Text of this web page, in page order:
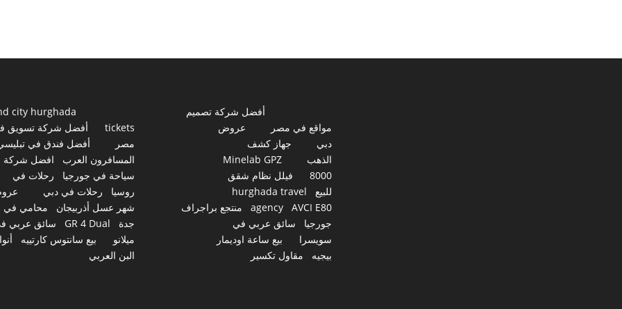
city hurghada
tickets
أفضل شركة تسويق
مصر
أفضل فندق في
المسافرون العرب
افضل شركة
سياحة في جورجيا
رحلات في
روسيا
رحلات في دبي
شهر عسل أذربيجان
محامي في
جدة
GR 4 Dual
سائق عربي
ميلانو
بيع سانتوس كارتييه
البن العربي
أفضل شركة تصميم
مواقع في مصر
عروض
دبي
جهاز كشف
الذهب
Minelab GPZ
8000
فيلل نظام شقق
للبيع
hurghada travel
agency
AVCI E80
منتجع براجراف
جورجيا
سائق عربي في
سويسرا
بيع ساعة اوديمار
بيجيه
مقاول تكسير